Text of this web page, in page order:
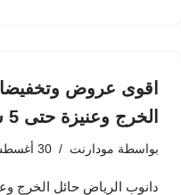
اقوى عروض
الخرج وعنيزة حتى 5 سبتمبر
بواسطة مودارنت 30 أغسطس، 2023
دانوب الرياض حائل الخرج